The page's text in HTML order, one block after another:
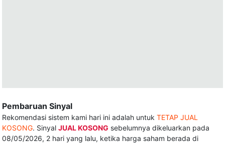
Pembaruan Sinyal
Rekomendasi sistem kami hari ini adalah untuk TETAP JUAL
KOSONG. Sinyal JUAL KOSONG sebelumnya dikeluarkan pada
08/05/2026, 2 hari yang lalu, ketika harga saham berada di